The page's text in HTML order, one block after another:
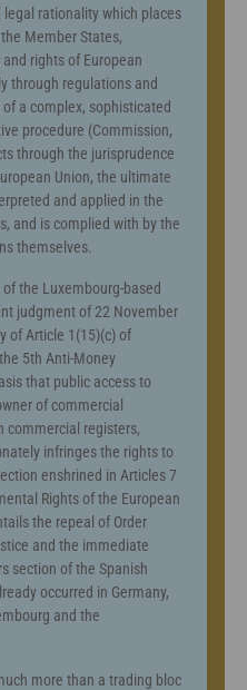
rationality which places
Member States,
rights of European
through regulations and
a complex, sophisticated
procedure (Commission,
through the jurisprudence
Union, the ultimate
and applied in the
and is complied with by the
themselves.
the Luxembourg-based
judgment of 22 November
of Article 1(15)(c) of
5th Anti-Money
that public access to
of commercial
commercial registers,
infringes the rights to
enshrined in Articles 7
Rights of the European
the repeal of Order
and the immediate
section of the Spanish
occurred in Germany,
and the
more than a trading bloc